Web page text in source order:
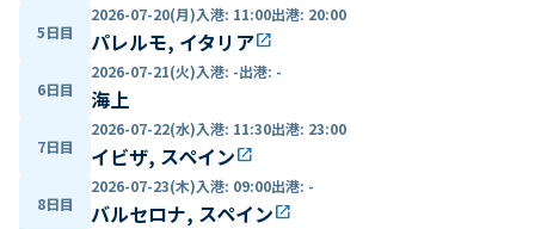
5日目
2026-07-20(月)入港: 11:00出港: 20:00
パレルモ, イタリアopen_in_new
6日目
2026-07-21(火)入港: -出港: -
海上
7日目
2026-07-22(水)入港: 11:30出港: 23:00
イビザ, スペインopen_in_new
8日目
2026-07-23(木)入港: 09:00出港: -
バルセロナ, スペインopen_in_new